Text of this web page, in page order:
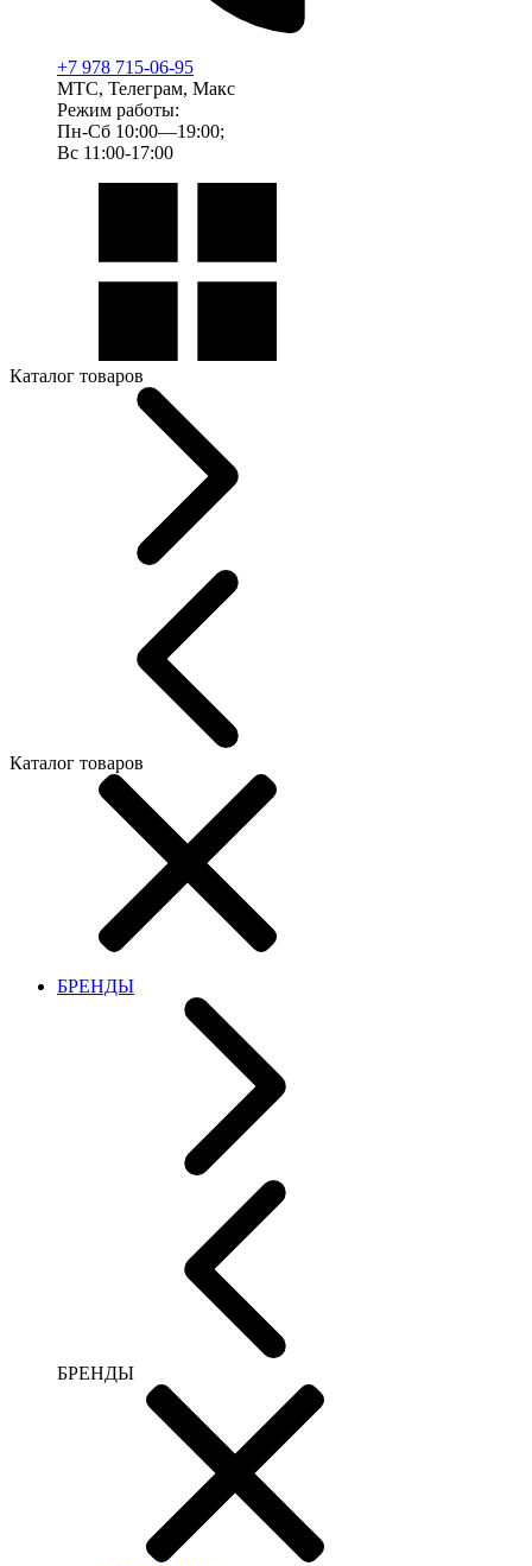
+7 978 715-06-95
МТС, Телеграм, Макс
Режим работы:
Пн-Сб 10:00—19:00;
Вс 11:00-17:00
Каталог товаров
Каталог товаров
БРЕНДЫ
БРЕНДЫ